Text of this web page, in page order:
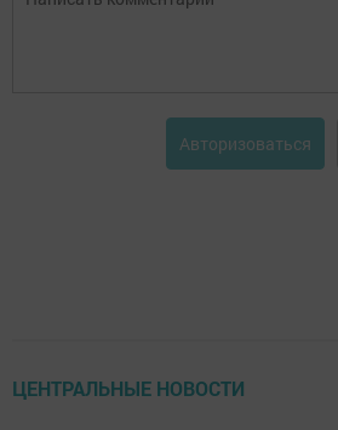
Авторизоваться
ЦЕНТРАЛЬНЫЕ НОВОСТИ